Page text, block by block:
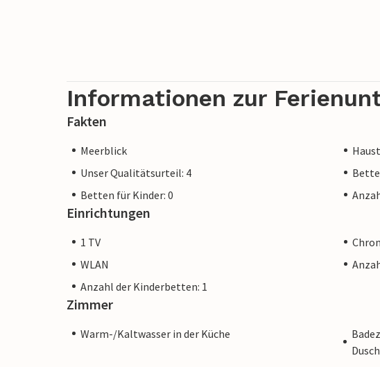
Informationen zur
Fakten
Meerblick
Unser Qualitätsurteil: 4
Betten für Kinder: 0
Einrichtungen
1 TV
WLAN
Anzahl der Kinderbetten: 1
Zimmer
Warm-/Kaltwasser in der Küche